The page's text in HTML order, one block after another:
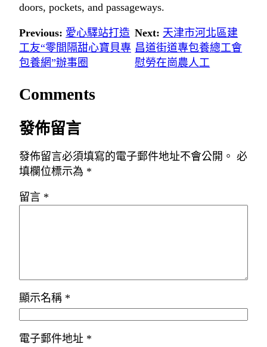
doors, pockets, and passageways.
Previous: 愛心驛站打造
工友“零間隔甜心寶貝專
包養網”辦事圈
Next: 天津市河北區建
昌道街道專包養總工會
慰勞在崗農人工
Comments
發佈留言
發佈留言必須填寫的電子郵件地址不會公開。 必
填欄位標示為 *
留言 *
顯示名稱 *
電子郵件地址 *